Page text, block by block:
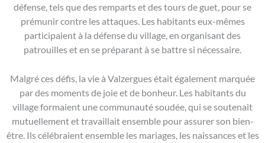
défense, tels que des remparts et des tours de guet, pour se
prémunir contre les attaques. Les habitants eux-mêmes
participaient à la défense du village, en organisant des
patrouilles et en se préparant à se battre si nécessaire.
Malgré ces défis, la vie à Valzergues était également marquée
par des moments de joie et de bonheur. Les habitants du
village formaient une communauté soudée, qui se soutenait
mutuellement et travaillait ensemble pour assurer son bien-
être. Ils célébraient ensemble les mariages, les naissances et les